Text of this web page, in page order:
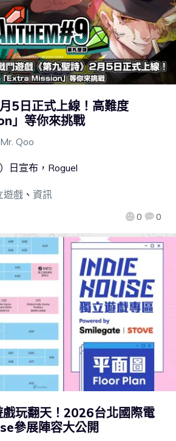
5日正式上線！高難度
」等你來挑戰
Mr. Qoo
0 0
日宣布，Roguel
遊戲、 資訊
玩翻天！2026台北國際電
參展陣容大公開